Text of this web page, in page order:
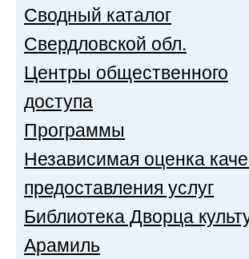
Сводный каталог
Свердловской обл.
Центры общественного
доступа
Программы
Независимая оценка
предоставления услуг
Библиотека Дворца
Арамиль